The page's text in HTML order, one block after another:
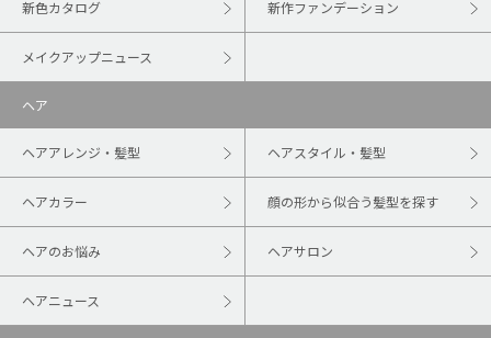
新色カタログ 新作ファンデーション
メイクアップニュース
ヘア
ヘアアレンジ・髪型 ヘアスタイル・髪型
ヘアカラー 顔の形から似合う髪型を探す
ヘアのお悩み ヘアサロン
ヘアニュース